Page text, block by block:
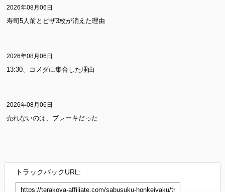
2026年08月06日
寿司5人前とピザ3枚が消えた理由
2026年08月06日
13:30、コメダに集合した理由
2026年08月06日
売れないのは、ブレーキだった
トラックバックURL: